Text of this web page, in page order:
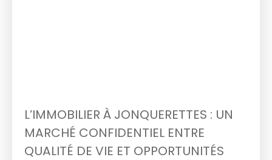
L’IMMOBILIER À JONQUERETTES : UN
MARCHÉ CONFIDENTIEL ENTRE
QUALITÉ DE VIE ET OPPORTUNITÉS